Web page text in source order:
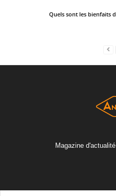
Quels sont les bienfaits
Magazine